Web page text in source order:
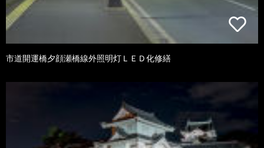
市道開運橋夕顔瀬橋線外照明灯ＬＥＤ化修繕